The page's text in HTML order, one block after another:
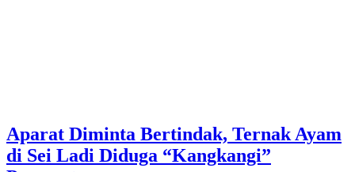
Aparat Diminta Bertindak, Ternak Ayam
di Sei Ladi Diduga “Kangkangi”